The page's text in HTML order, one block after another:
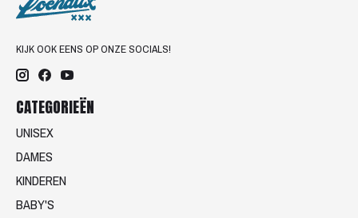
KIJK OOK EENS OP ONZE SOCIALS!
CATEGORIEËN
UNISEX
DAMES
KINDEREN
BABY'S